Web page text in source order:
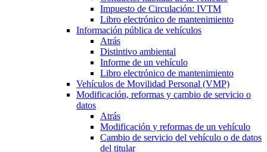
Impuesto de Circulación: IVTM
Libro electrónico de mantenimiento
Información pública de vehículos
Atrás
Distintivo ambiental
Informe de un vehículo
Libro electrónico de mantenimiento
Vehículos de Movilidad Personal (VMP)
Modificación, reformas y cambio de servicio o
datos
Atrás
Modificación y reformas de un vehículo
Cambio de servicio del vehículo o de datos
del titular